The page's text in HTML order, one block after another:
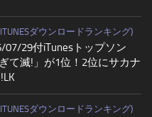
ダウンロードランキング)
07/29付iTunesトップソン
て滅!」が1位！2位にサカナ
ダウンロードランキング)